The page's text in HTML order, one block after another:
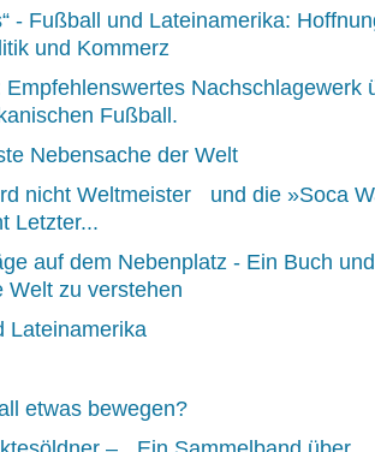
- Fußball und Lateinamerika:
und Kommerz
Empfehlenswertes Nachschlagewerk
Fußball.
Nebensache der Welt
nicht Weltmeister und die »Soca
Letzter...
auf dem Nebenplatz - Ein Buch
Welt zu verstehen
Lateinamerika
etwas bewegen?